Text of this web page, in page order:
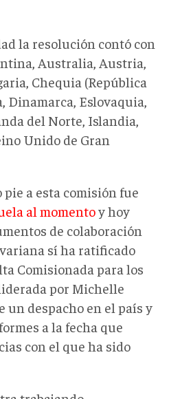
la resolución contó con
Australia, Austria,
Chequia (República
Dinamarca, Eslovaquia,
del Norte, Islandia,
Unido de Gran
a esta comisión fue
al momentoy hoy
de colaboración
sí ha ratificado
Comisionada para los
por Michelle
un despacho en el país y
a la fecha que
con el que ha sido